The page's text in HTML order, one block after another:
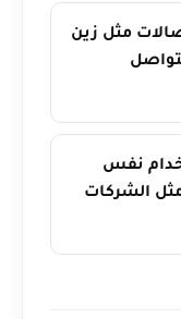
مثل زين
نفس
الشركات